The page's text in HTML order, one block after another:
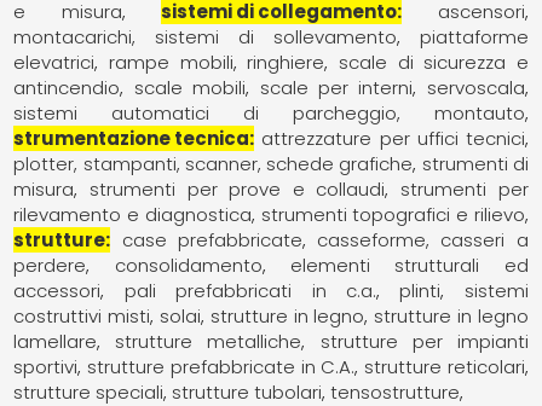
e misura
sistemi di collegamento
ascensori
montacarichi, sistemi di sollevamento
piattaforme
elevatrici rampe mobili ringhiere
scale di sicurezza e
antincendio
scale mobili scale per interni
servoscala
sistemi automatici di parcheggio, montauto
strumentazione tecnica attrezzature per uffici tecnici
plotter, stampanti, scanner, schede grafiche strumenti di
misura
strumenti per prove e collaudi
strumenti per
rilevamento e diagnostica strumenti topografici e rilievo
strutture
case prefabbricate
casseforme, casseri a
perdere
consolidamento
elementi strutturali ed
accessori
pali prefabbricati in c.a. plinti
sistemi
costruttivi misti solai strutture in legno strutture in legno
lamellare
strutture metalliche
strutture per impianti
sportivi strutture prefabbricate in C.A. strutture reticolari
strutture speciali strutture tubolari tensostrutture